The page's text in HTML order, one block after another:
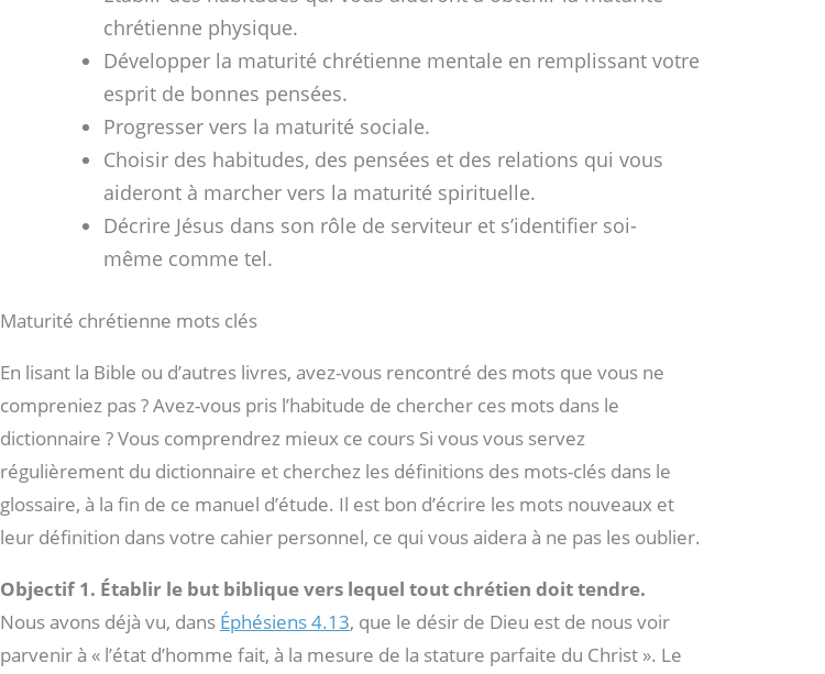
chrétienne physique.
Développer la maturité chrétienne mentale en remplissant votre
esprit de bonnes pensées.
Progresser vers la maturité sociale.
Choisir des habitudes, des pensées et des relations qui vous
aideront à marcher vers la maturité spirituelle.
Décrire Jésus dans son rôle de serviteur et s’identifier soi-
même comme tel.
Maturité chrétienne mots clés
En lisant la Bible ou d’autres livres, avez-vous rencontré des mots que vous ne
compreniez pas ? Avez-vous pris l’habitude de chercher ces mots dans le
dictionnaire ? Vous comprendrez mieux ce cours Si vous vous servez
régulièrement du dictionnaire et cherchez les définitions des mots-clés dans le
glossaire, à la fin de ce manuel d’étude. Il est bon d’écrire les mots nouveaux et
leur définition dans votre cahier personnel, ce qui vous aidera à ne pas les oublier.
Objectif 1. Établir le but biblique vers lequel tout chrétien doit tendre.
Nous avons déjà vu, dans Éphésiens 4.13, que le désir de Dieu est de nous voir
parvenir à « l’état d’homme fait, à la mesure de la stature parfaite du Christ ». Le